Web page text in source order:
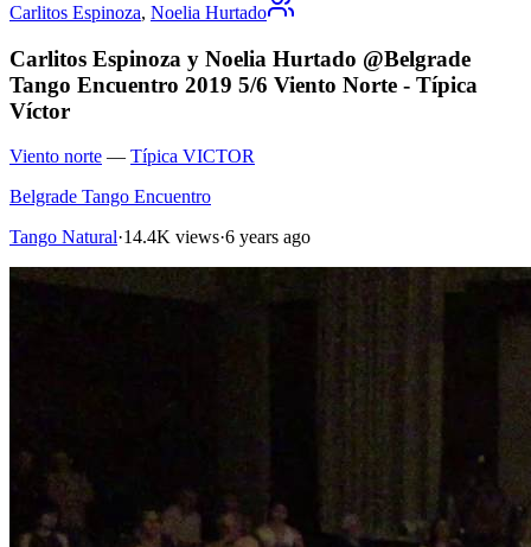
Carlitos Espinoza, Noelia Hurtado
Carlitos Espinoza y Noelia Hurtado @Belgrade
Tango Encuentro 2019 5/6 Viento Norte - Típica
Víctor
Viento norte — Típica VICTOR
Belgrade Tango Encuentro
Tango Natural·14.4K views·6 years ago